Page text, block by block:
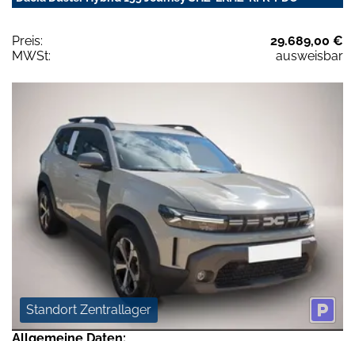
Preis:
29.689,00 €
MWSt:
ausweisbar
Standort Zentrallager